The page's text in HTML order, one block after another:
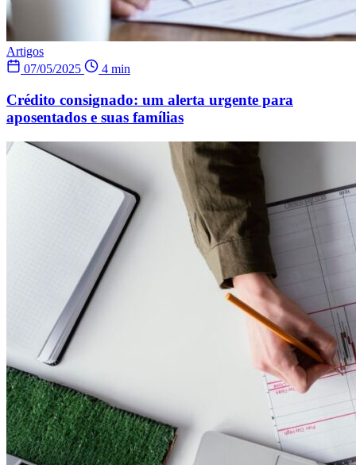
Artigos
07/05/2025
4 min
Crédito consignado: um alerta urgente para
aposentados e suas famílias